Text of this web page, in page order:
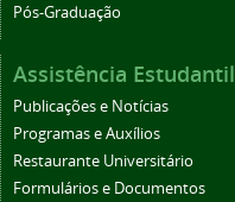
Pós-Graduação
Assistência Estudantil
Publicações e Notícias
Programas e Auxílios
Restaurante Universitário
Formulários e Documentos